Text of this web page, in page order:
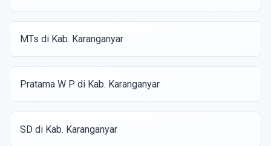
MTs di Kab. Karanganyar
Pratama W P di Kab. Karanganyar
SD di Kab. Karanganyar